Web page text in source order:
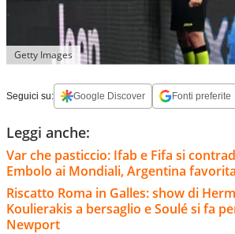
Getty Images
Seguici su: Google Discover Fonti preferite
Leggi anche:
Var che pasticcio: Ifab e Fifa si
Embolo ai Mondiali, Argentina
Riscatto Roma in Galles: show di
Koulierakis a bersaglio e Soulé si fa
Newport